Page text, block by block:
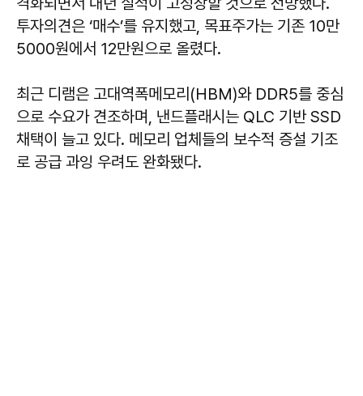
투자의견은 ‘매수’를 유지했고, 목표주가는 기존 10만
5000원에서 12만원으로 올렸다.
최근 디램은 고대역폭메모리(HBM)와 DDR5를 중심
으로 수요가 견조하며, 낸드플래시는 QLC 기반 SSD
채택이 늘고 있다. 메모리 업체들의 보수적 증설 기조
로 공급 과잉 우려도 완화됐다.